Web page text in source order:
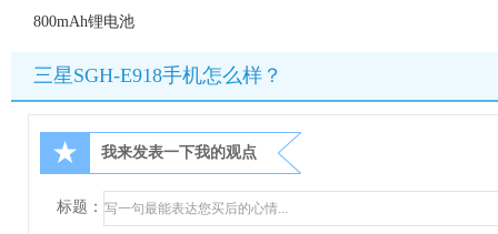
800mAh锂电池
三星SGH-E918手机怎么样？
★ 我来发表一下我的观点
标题：